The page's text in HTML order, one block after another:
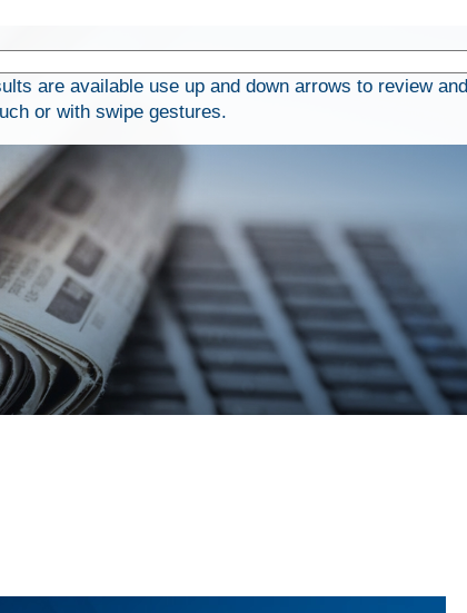
are available use up and down arrows to review and
or with swipe gestures.